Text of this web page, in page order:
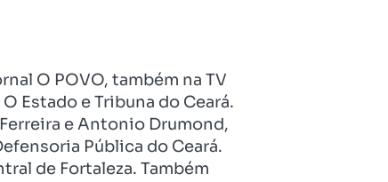
O POVO, também na TV
Estado e Tribuna do Ceará.
e Antonio Drumond,
Pública do Ceará.
de Fortaleza. Também